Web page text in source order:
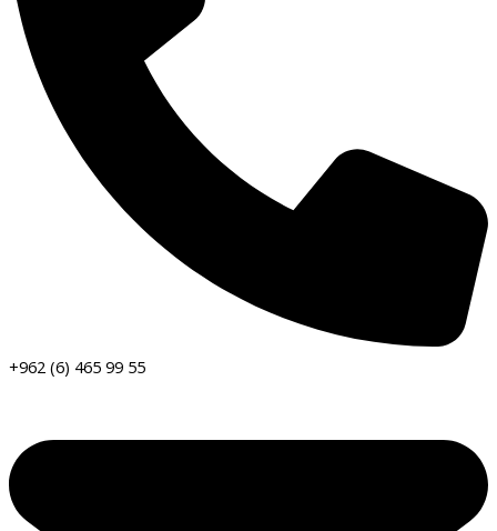
+962 (6) 465 99 55